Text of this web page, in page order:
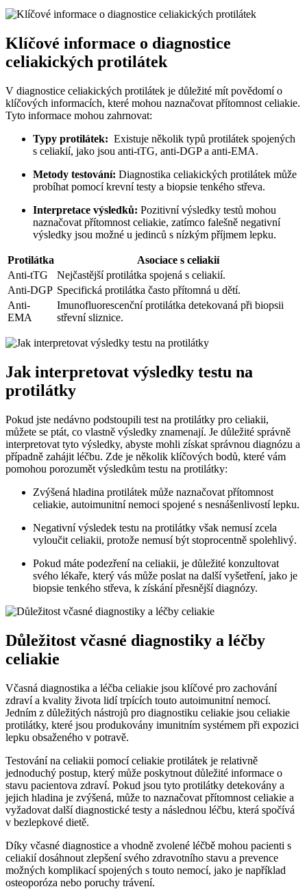
Klíčové informace o diagnostice
celiakických protilátek
V diagnostice celiakických⁤ protilátek ​je důležité mít povědomí o
klíčových informacích, které ⁣mohou naznačovat‍ přítomnost celiakie.
‍Tyto informace mohou zahrnovat:
Typy protilátek: ⁣ Existuje⁣ několik typů⁣ protilátek spojených
s⁣ celiakií, jako jsou anti-tTG, anti-DGP a anti-EMA.
Metody⁣ testování: ‍Diagnostika⁢ celiakických protilátek​ může
probíhat​ pomocí krevní testy a biopsie tenkého ⁣střeva.
Interpretace výsledků: Pozitivní výsledky testů mohou
naznačovat přítomnost celiakie, zatímco falešně negativní
výsledky jsou ‍možné u jedinců s​ nízkým⁢ příjmem lepku.
Protilátka
Asociace s celiakií
Anti-tTG
Nejčastější protilátka spojená s celiakií.
Anti-DGP Specifická protilátka často přítomná ⁤u dětí.
Anti-
EMA
Imunofluorescenční protilátka detekovaná při biopsii
střevní sliznice.
Jak interpretovat výsledky testu na
protilátky
Pokud jste ⁤nedávno podstoupili test na protilátky pro celiakii,
můžete ⁣se ptát, co⁣ vlastně⁢ výsledky​ znamenají. Je důležité správně
interpretovat tyto výsledky, abyste mohli⁢ získat správnou diagnózu a
případně zahájit‌ léčbu. Zde je‌ několik‍ klíčových bodů, které vám
pomohou porozumět⁢ výsledkům testu na ‌protilátky:
Zvýšená hladina‍ protilátek může naznačovat přítomnost
celiakie, autoimunitní ⁣nemoci spojené s​ nesnášenlivostí lepku.
Negativní výsledek testu na protilátky však nemusí zcela
vyloučit celiakii, protože nemusí být stoprocentně⁤ spolehlivý.
Pokud máte podezření na celiakii, je‍ důležité konzultovat
svého lékaře,⁣ který vás ‍může poslat na‍ další vyšetření,​ jako⁣ je
biopsie tenkého střeva, k získání přesnější diagnózy.
Důležitost včasné diagnostiky a⁤ léčby
⁣celiakie
Včasná diagnostika ⁣a léčba celiakie jsou ⁤klíčové ‍pro​ zachování
zdraví a⁣ kvality života lidí trpících touto autoimunitní nemocí.⁤
Jedním z důležitých⁣ nástrojů pro diagnostiku celiakie jsou celiakie
protilátky, které jsou produkovány imunitním systémem při expozici‌
lepku ⁤obsaženého v potravě.
Testování na celiakii pomocí celiakie ‍protilátek je relativně
⁤jednoduchý postup, ⁣který může‍ poskytnout důležité informace o
stavu pacientova zdraví. Pokud jsou tyto⁢ protilátky detekovány‍ a⁢
jejich hladina je zvýšená, může to⁣ naznačovat přítomnost ​celiakie a
vyžadovat další diagnostické testy a ⁢následnou léčbu, která spočívá
v bezlepkové dietě.
Díky včasné ​diagnostice a ‍vhodně zvolené léčbě mohou pacienti s
celiakií dosáhnout zlepšení svého zdravotního stavu a prevence‍
možných komplikací spojených s touto ⁤nemocí, jako je například
osteoporóza nebo poruchy trávení.